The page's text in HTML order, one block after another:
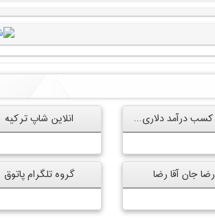
گروه کسب درآمد دلاری رایگان انلاین شاپ ترکیه
رضا جان آقا رضا گروه تلگرام پاتوق